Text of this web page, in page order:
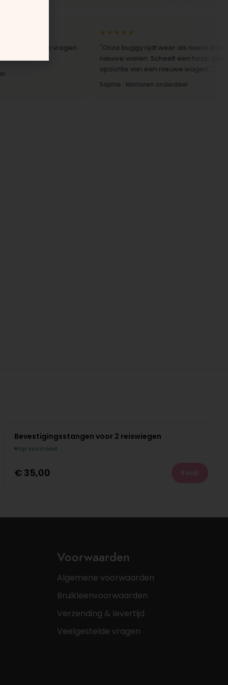
op vragen
★★★★★
"Onze buggy rijdt weer als nieuw dankzij de
nieuwe wielen. Scheelt een hoop geld ten
opzichte van een nieuwe wagen."
Sophie · Maclaren onderdeel
Bevestigingsstangen voor 2 reiswiegen
Op voorraad
€ 35,00
Voorwaarden
Algemene voorwaarden
Bruikleenvoorwaarden
Verzending & levertijd
Veelgestelde vragen